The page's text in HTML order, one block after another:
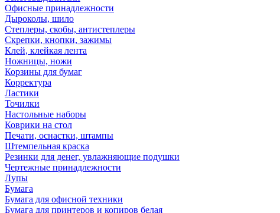
Офисные принадлежности
Дыроколы, шило
Степлеры, скобы, антистеплеры
Скрепки, кнопки, зажимы
Клей, клейкая лента
Ножницы, ножи
Корзины для бумаг
Корректура
Ластики
Точилки
Настольные наборы
Коврики на стол
Печати, оснастки, штампы
Штемпельная краска
Резинки для денег, увлажняющие подушки
Чертежные принадлежности
Лупы
Бумага
Бумага для офисной техники
Бумага для принтеров и копиров белая